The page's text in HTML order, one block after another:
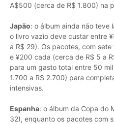
A$500 (cerca de R$ 1.800) na
Japão: o álbum ainda não teve
o livro vazio deve custar entre
a R$ 29). Os pacotes, com
e ¥200 cada (cerca de R$ 5 a
para um gasto total entre 50
1.700 a R$ 2.700) para
intensivas.
Espanha: o álbum da Copa do
32), enquanto os pacotes com